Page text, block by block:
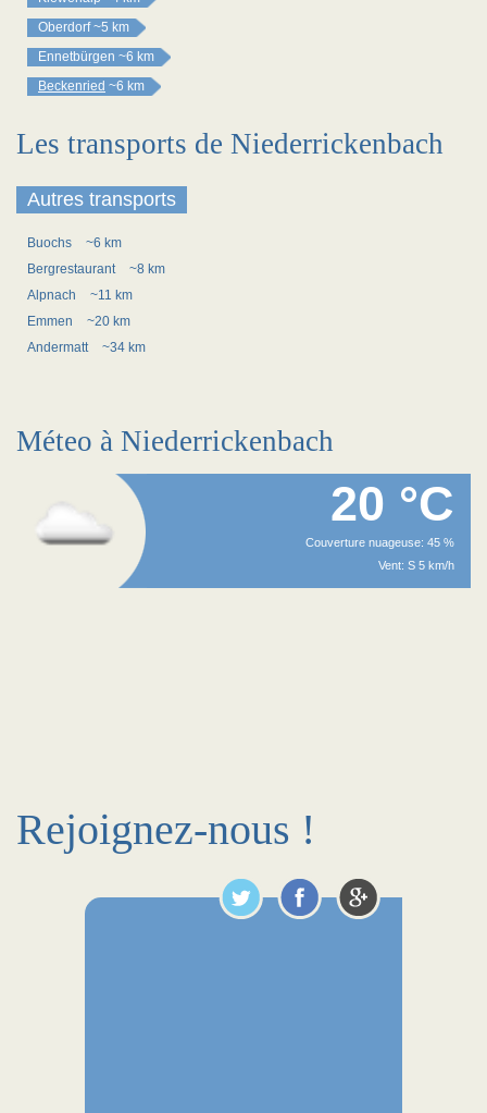
Oberdorf ~5 km
Ennetbürgen ~6 km
Beckenried ~6 km
Les transports de Niederrickenbach
Autres transports
Buochs
~6 km
Bergrestaurant
~8 km
Alpnach
~11 km
Emmen
~20 km
Andermatt
~34 km
Méteo à Niederrickenbach
20 °C
Couverture nuageuse: 45 %
Vent: S 5 km/h
Rejoignez-nous !